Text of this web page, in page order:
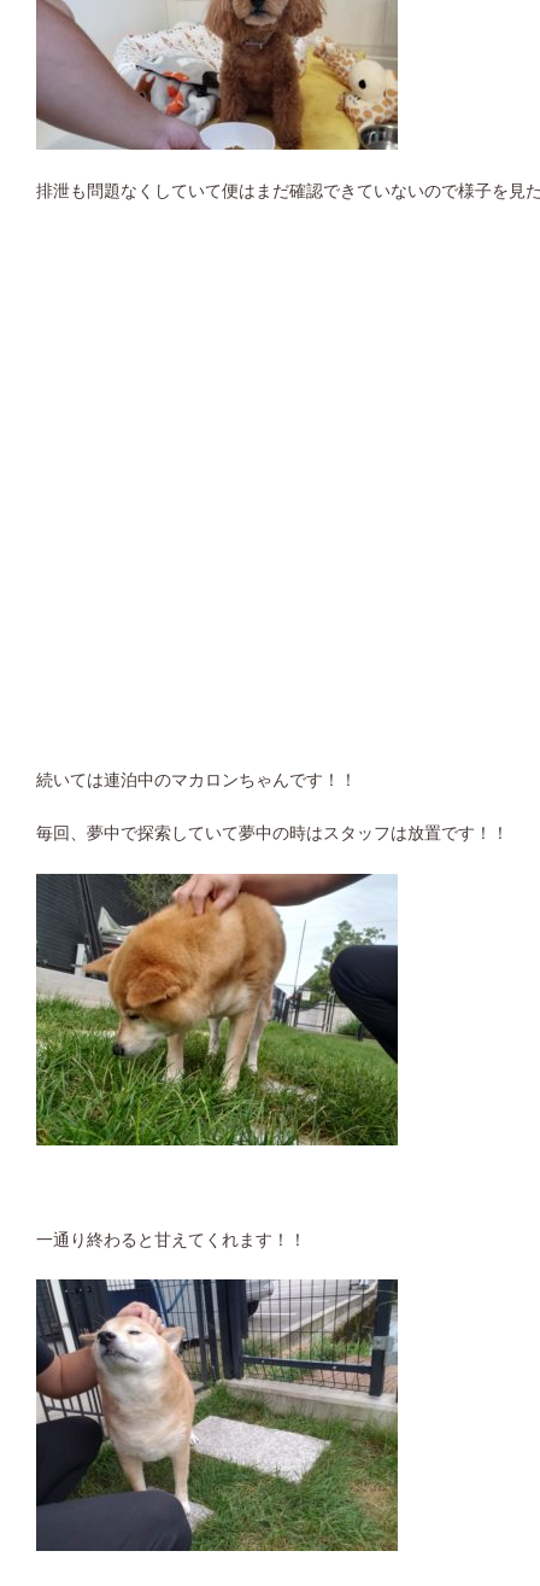
排泄も問題なくしていて便はまだ確認できていないので様子を見
続いては連泊中のマカロンちゃんです！！
毎回、夢中で探索していて夢中の時はスタッフは放置です！！
一通り終わると甘えてくれます！！